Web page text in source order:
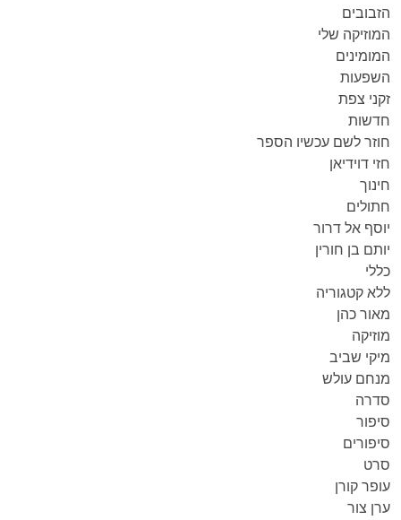
הזבובים
המוזיקה שלי
המומינים
השפעות
זקני צפת
חדשות
חוזר לשם עכשיו הספר
חזי דוידיאן
חינוך
חתולים
יוסף אל דרור
יותם בן חורין
כללי
ללא קטגוריה
מאור כהן
מוזיקה
מיקי שביב
מנחם עולש
סדרה
סיפור
סיפורים
סרט
עופר קורן
ערן צור